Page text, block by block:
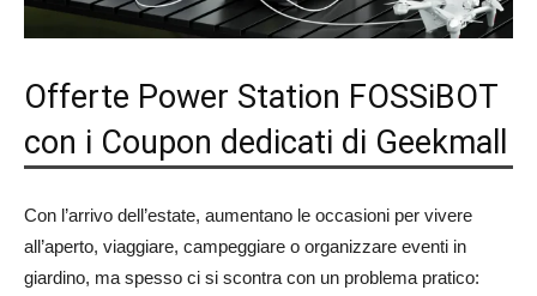
Offerte Power Station FOSSiBOT
con i Coupon dedicati di Geekmall
Con l’arrivo dell’estate, aumentano le occasioni per vivere
all’aperto, viaggiare, campeggiare o organizzare eventi in
giardino, ma spesso ci si scontra con un problema pratico: